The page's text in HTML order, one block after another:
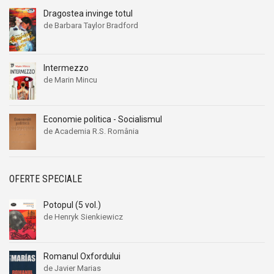
Anais Nin
Anatole France
Anatolie Panis
Anca Dan
Andre Bejin
Andre Felibien
Andre Leroi-Gourhan
Andre Malraux
Andre Maurois
Andre Miquel
Andre Theuriet
Anais Nin
Anatole France
Anatolie Panis
Anca Dan
Andre Bejin
Andre Felibien
Andre Leroi-Gourhan
Andre Malraux
Andre Maurois
Andre Miquel
Andre Theuriet
Dragostea invinge totul
de Barbara Taylor Bradford
Intermezzo
de Marin Mincu
Economie politica - Socialismul
de Academia R.S. România
OFERTE SPECIALE
Potopul (5 vol.)
de Henryk Sienkiewicz
Romanul Oxfordului
de Javier Marias